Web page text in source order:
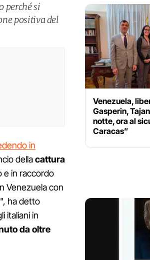
perché si
positiva del
in
dellacattura
e in raccordo
Venezuela con
", ha detto
italiani in
da oltre
Venezuela,
Gasperin,
notte, ora al
Caracas”